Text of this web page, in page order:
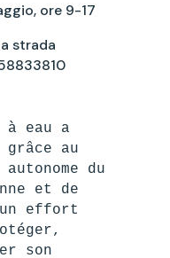
ore 9-17
strada
à eau a
grâce au
du
et de
un effort
son